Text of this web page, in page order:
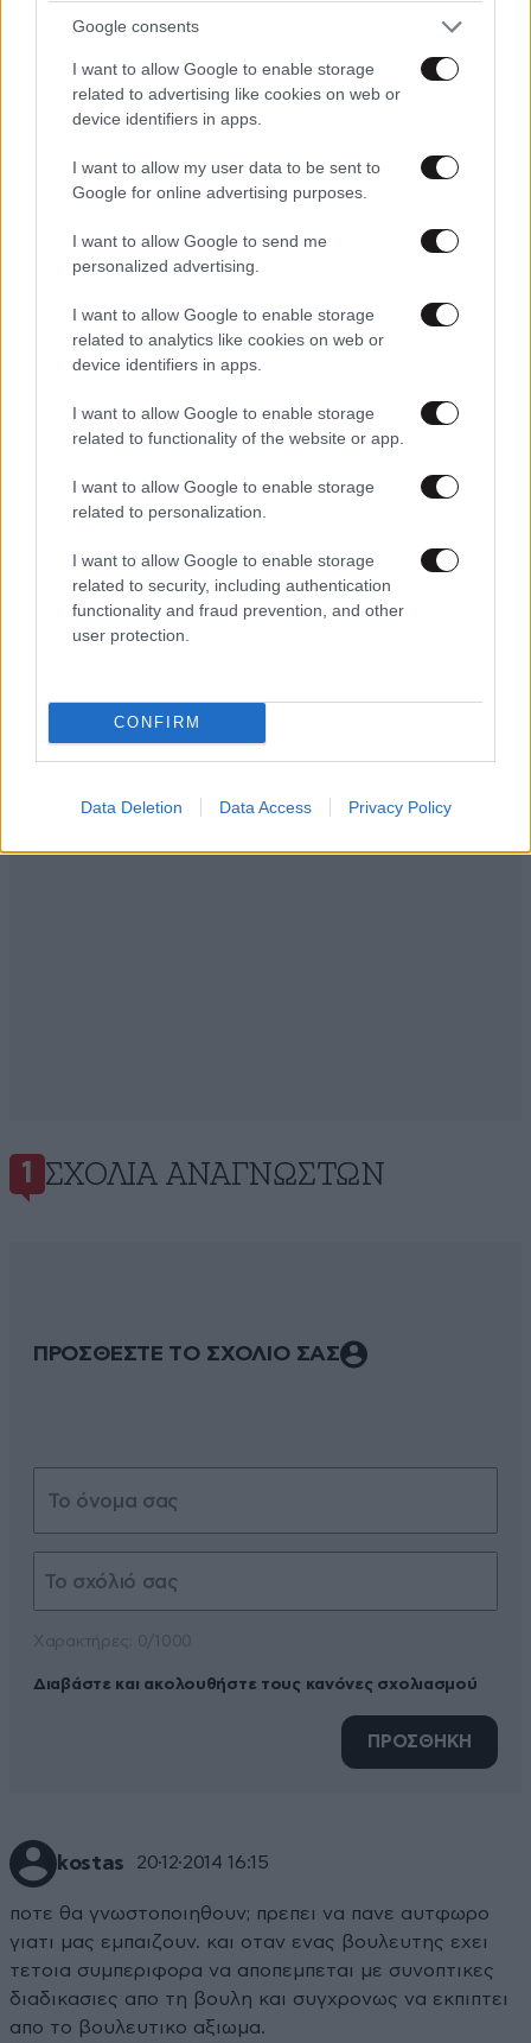
Google consents
I want to allow Google to enable storage
related to advertising like cookies on web or
device identifiers in apps.
I want to allow my user data to be sent to
Google for online advertising purposes.
I want to allow Google to send me
personalized advertising.
I want to allow Google to enable storage
related to analytics like cookies on web or
device identifiers in apps.
I want to allow Google to enable storage
related to functionality of the website or app.
I want to allow Google to enable storage
related to personalization.
I want to allow Google to enable storage
related to security, including authentication
functionality and fraud prevention, and other
user protection.
CONFIRM
Data Deletion Data Access Privacy Policy
Στέρεψε η λιμνοθάλασσα Καλοχωρίου από την
παρατεταμένη ανομβρία
Τι δείχνει η πρώτη έκθεση επιτήρησης για τον
αφθώδη πυρετό στη Λέσβο – «Η αντιμετώπισή
του απαιτεί συνεργασία και επιστήμη»
Ακολουθήστε τοNEWSBEASTστοGoogle News
και μάθετε πρώτοι όλες τις ειδήσεις
1 ΣΧΌΛΙΑ ΑΝΑΓΝΩΣΤΏΝ
ΠΡΟΣΘΕΣΤΕ ΤΟ ΣΧΟΛΙΟ ΣΑΣ
Διαβάστε και ακολουθήστε τους κανόνες σχολιασμού
ΠΡΟΣΘΗΚΗ
kostas 20·12·2014 16:15
ποτε θα γνωστοποιηθουν; πρεπει να πανε αυτφωρο
γιατι μας εμπαιζουν. και οταν ενας βουλευτης εχει
τετοια συμπεριφορα να αποπεμπεται με συνοπτικες
διαδικασιες απο τη βουλη και συγχρονως να εκπιπτει
απο το βουλευτικο αξιωμα.